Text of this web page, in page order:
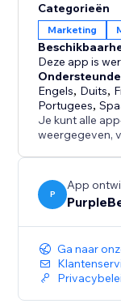
Creëer een
Behoud
hoeven
Verhoog
apparaten.
Mobile Menu
winkel in een
winkel kunnen
Categorieën
Marketing
Deze app is
Engels, Duits,
Portugees,
Je kunt alle
weergegeven,
P
App
Ga naar